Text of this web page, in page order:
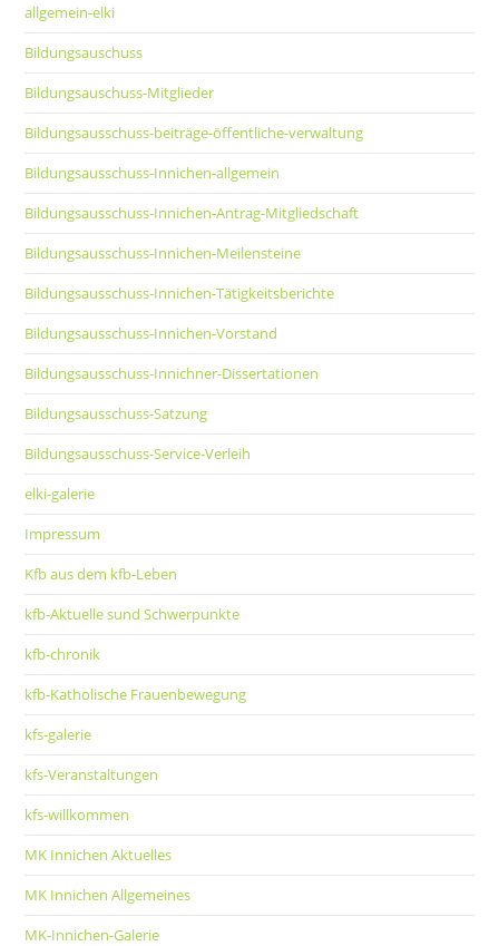
allgemein-elki
Bildungsauschuss
Bildungsauschuss-Mitglieder
Bildungsausschuss-beiträge-öffentliche-verwaltung
Bildungsausschuss-Innichen-allgemein
Bildungsausschuss-Innichen-Antrag-Mitgliedschaft
Bildungsausschuss-Innichen-Meilensteine
Bildungsausschuss-Innichen-Tätigkeitsberichte
Bildungsausschuss-Innichen-Vorstand
Bildungsausschuss-Innichner-Dissertationen
Bildungsausschuss-Satzung
Bildungsausschuss-Service-Verleih
elki-galerie
Impressum
Kfb aus dem kfb-Leben
kfb-Aktuelle sund Schwerpunkte
kfb-chronik
kfb-Katholische Frauenbewegung
kfs-galerie
kfs-Veranstaltungen
kfs-willkommen
MK Innichen Aktuelles
MK Innichen Allgemeines
MK-Innichen-Galerie